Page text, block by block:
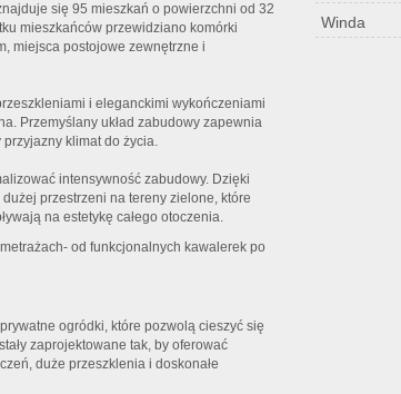
się 95 mieszkań o powierzchni od 32
mieszkańców przewidziano komórki
miejsca postojowe zewnętrzne i
i eleganckimi wykończeniami
Przemyślany układ zabudowy zapewnia
klimat do życia.
intensywność zabudowy. Dzięki
przestrzeni na tereny zielone, które
na estetykę całego otoczenia.
od funkcjonalnych kawalerek po
ogródki, które pozwolą cieszyć się
zaprojektowane tak, by oferować
duże przeszklenia i doskonałe
Winda